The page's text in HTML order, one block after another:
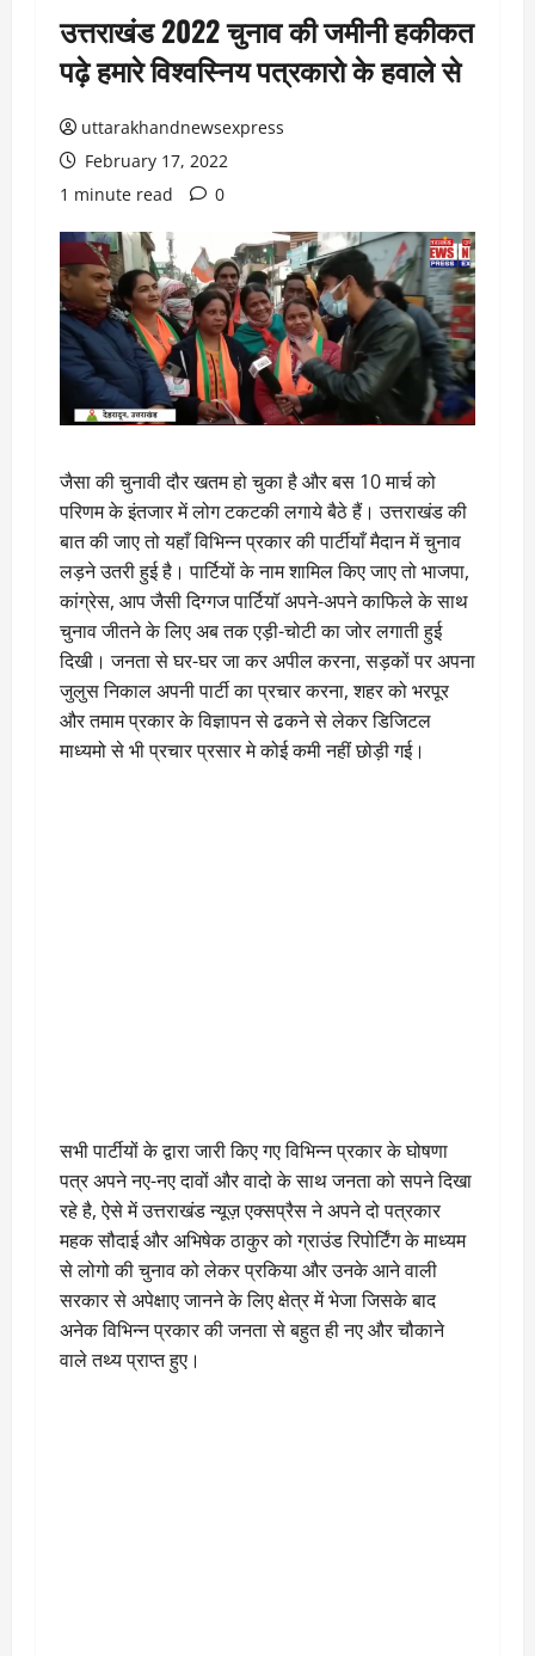
उत्तराखंड 2022 चुनाव की जमीनी हकीकत
पढ़े हमारे विश्वस्निय पत्रकारो के हवाले से
uttarakhandnewsexpress
February 17, 2022
1 minute read
0
जैसा की चुनावी दौर खतम हो चुका है और बस 10 मार्च को
परिणम के इंतजार में लोग टकटकी लगाये बैठे हैं। उत्तराखंड की
बात की जाए तो यहाँ विभिन्न प्रकार की पार्टीयाँ मैदान में चुनाव
लड़ने उतरी हुई है। पार्टियों के नाम शामिल किए जाए तो भाजपा,
कांग्रेस, आप जैसी दिग्गज पार्टियॉ अपने-अपने काफिले के साथ
चुनाव जीतने के लिए अब तक एड़ी-चोटी का जोर लगाती हुई
दिखी। जनता से घर-घर जा कर अपील करना, सड़कों पर अपना
जुलुस निकाल अपनी पार्टी का प्रचार करना, शहर को भरपूर
और तमाम प्रकार के विज्ञापन से ढकने से लेकर डिजिटल
माध्यमो से भी प्रचार प्रसार मे कोई कमी नहीं छोड़ी गई।
सभी पार्टीयों के द्वारा जारी किए गए विभिन्न प्रकार के घोषणा
पत्र अपने नए-नए दावों और वादो के साथ जनता को सपने दिखा
रहे है, ऐसे में उत्तराखंड न्यूज़ एक्सप्रैस ने अपने दो पत्रकार
महक सौदाई और अभिषेक ठाकुर को ग्राउंड रिपोर्टिंग के माध्यम
से लोगो की चुनाव को लेकर प्रकिया और उनके आने वाली
सरकार से अपेक्षाए जानने के लिए क्षेत्र में भेजा जिसके बाद
अनेक विभिन्न प्रकार की जनता से बहुत ही नए और चौकाने
वाले तथ्य प्राप्त हुए।